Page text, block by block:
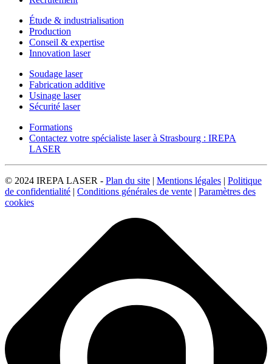
Étude & industrialisation
Production
Conseil & expertise
Innovation laser
Soudage laser
Fabrication additive
Usinage laser
Sécurité laser
Formations
Contactez votre spécialiste laser à Strasbourg : IREPA
LASER
© 2024 IREPA LASER - Plan du site | Mentions légales | Politique
de confidentialité | Conditions générales de vente | Paramètres des
cookies